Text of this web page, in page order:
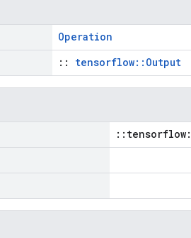
Operation
:: tensorflow::Output